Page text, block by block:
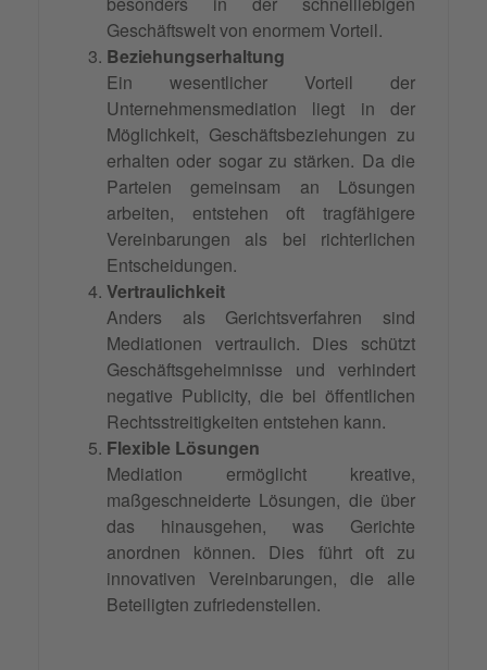
Geschäftswelt von enormem Vorteil.
Beziehungserhaltung
Ein wesentlicher Vorteil der
Unternehmensmediation liegt in der
Möglichkeit, Geschäftsbeziehungen zu
erhalten oder sogar zu stärken. Da die
Parteien gemeinsam an Lösungen
arbeiten, entstehen oft tragfähigere
Vereinbarungen als bei richterlichen
Entscheidungen.
Vertraulichkeit
Anders als Gerichtsverfahren sind
Mediationen vertraulich. Dies schützt
Geschäftsgeheimnisse und verhindert
negative Publicity, die bei öffentlichen
Rechtsstreitigkeiten entstehen kann.
Flexible Lösungen
Mediation ermöglicht kreative,
maßgeschneiderte Lösungen, die über
das hinausgehen, was Gerichte
anordnen können. Dies führt oft zu
innovativen Vereinbarungen, die alle
Beteiligten zufriedenstellen.